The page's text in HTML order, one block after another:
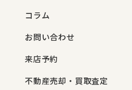
コラム
お問い合わせ
来店予約
不動産売却・買取査定